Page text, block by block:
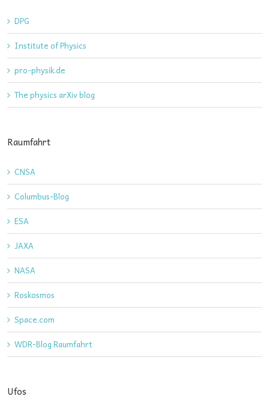
DPG
Institute of Physics
pro-physik.de
The physics arXiv blog
Raumfahrt
CNSA
Columbus-Blog
ESA
JAXA
NASA
Roskosmos
Space.com
WDR-Blog Raumfahrt
Ufos